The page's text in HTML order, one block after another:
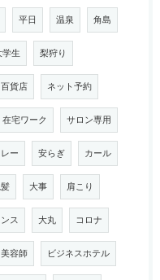
平日 温泉 角島
学生 梨狩り
百貨店 ネット予約
在宅ワーク サロン専用
ー 安らぎ カール
大事 肩こり
ス 大丸 コロナ
美容師 ビジネスホテル